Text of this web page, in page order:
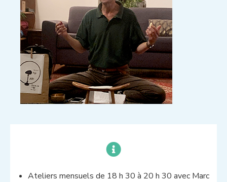
Ateliers mensuels de 18 h 30 à 20 h 30 avec Marc